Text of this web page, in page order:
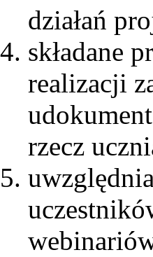
działań
składane
realizacji
rzecz